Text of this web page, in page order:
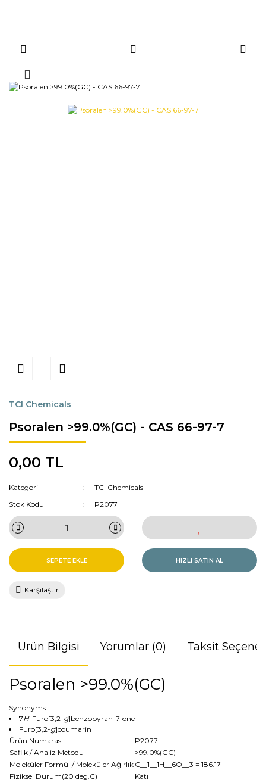
TCI Chemicals
Psoralen >99.0%(GC) - CAS 66-97-7
0,00 TL
Kategori
TCI Chemicals
Stok Kodu
P2077
SEPETE EKLE HIZLI SATIN AL
Karşılaştır
Ürün Bilgisi Yorumlar (0) Taksit
Psoralen >99.0%(GC)
Synonyms:
7H-Furo[3,2-g]benzopyran-7-one
Furo[3,2-g]coumarin
Ürün Numarası
P2077
Saflık / Analiz Metodu
>99.0%(GC)
Moleküler Formül / Moleküler Ağırlık C__1__1H__6O__3 = 186.17
Fiziksel Durum(20 deg.C)
Katı